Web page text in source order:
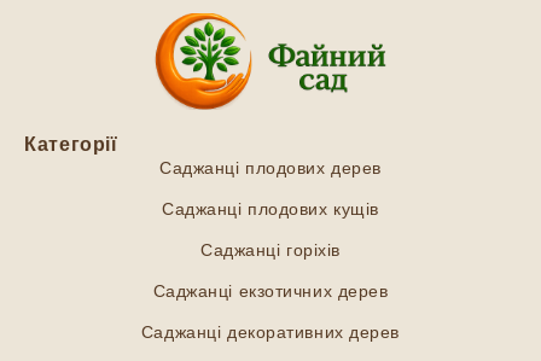
Категорії
Саджанці плодових дерев
Саджанці плодових кущів
Саджанці горіхів
Саджанці екзотичних дерев
Саджанці декоративних дерев